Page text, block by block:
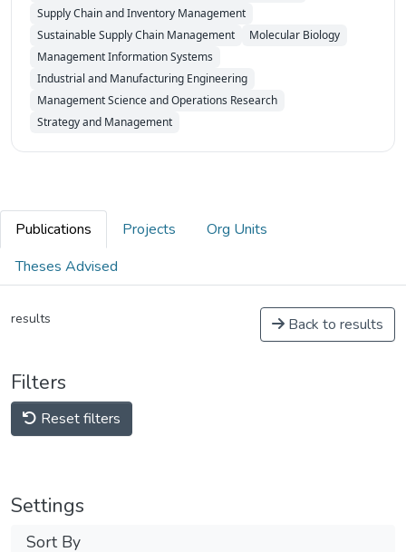
Supply Chain and Inventory Management
Sustainable Supply Chain Management
Molecular Biology
Management Information Systems
Industrial and Manufacturing Engineering
Management Science and Operations Research
Strategy and Management
Publications Projects
Org Units
Theses Advised
results Back to results
Filters
Reset filters
Settings
Sort By